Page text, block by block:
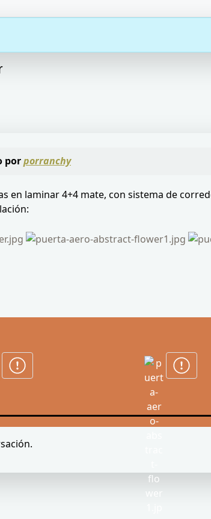
porporranchy
en laminar 4+4 mate, con sistema de